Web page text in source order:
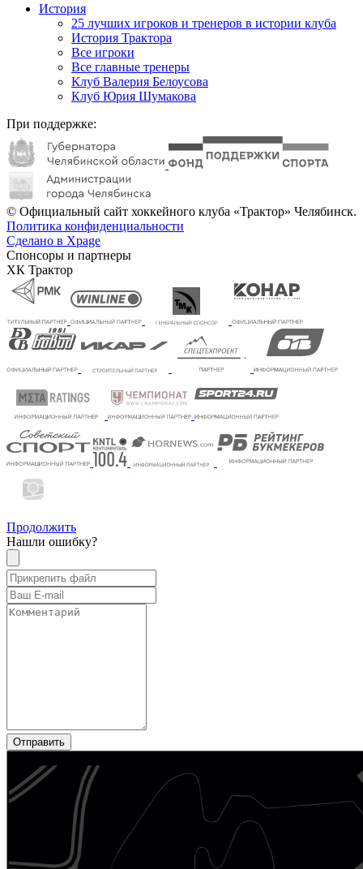
История
25 лучших игроков и тренеров в истории клуба
История Трактора
Все игроки
Все главные тренеры
Клуб Валерия Белоусова
Клуб Юрия Шумакова
При поддержке:
© Официальный сайт хоккейного клуба «Трактор» Челябинск.
Политика конфиденциальности
Сделано в Xpage
Спонсоры и партнеры
ХК Трактор
Продолжить
Нашли ошибку?